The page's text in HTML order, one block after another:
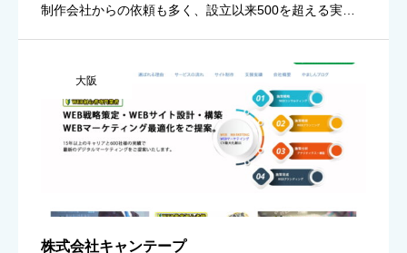
制作会社からの依頼も多く、設立以来500を超える実績
ECサイト構築が強みです。装備を充実させ、低価格でサ
ービスを提供す […]
大阪
株式会社キャンテープ